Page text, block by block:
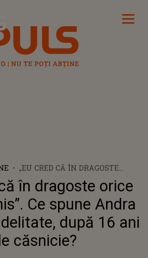
„EU CRED CĂ ÎN DRAGOSTE
ORICE ESTE PERMIS”. CE SPUNE
ANDRA DESPRE INFIDELITATE,
DUPĂ 16 ANI DE CĂSNICIE?
în dragoste orice
Ce spune Andra
după 16 ani
căsnicie?